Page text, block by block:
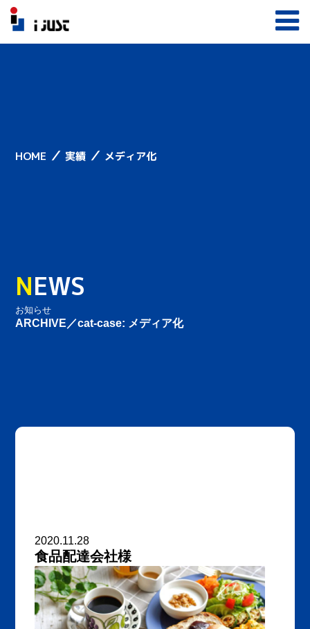
HOME ／ 実績 ／ メディア化
NEWS
お知らせ
ARCHIVE／cat-case: メディア化
2020.11.28
食品配達会社様